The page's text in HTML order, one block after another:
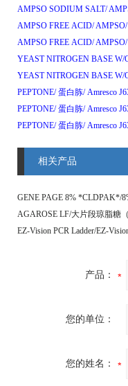
AMPSO SODIUM SALT/
AMPSO FREE ACID/AMPSO/
AMPSO FREE ACID/AMPSO/
YEAST NITROGEN BASE
YEAST NITROGEN BASE
PEPTONE/ 蛋白胨/ Amresco
PEPTONE/ 蛋白胨/ Amresco
PEPTONE/ 蛋白胨/ Amresco
相关产品
产品：
您的单位：
您的姓名：